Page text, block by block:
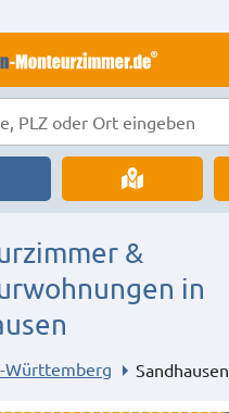
&
in
Württemberg Sandhausen